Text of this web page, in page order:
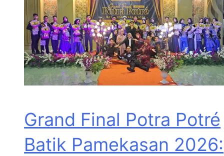
Grand Final Potra Potré
Batik Pamekasan 2026: